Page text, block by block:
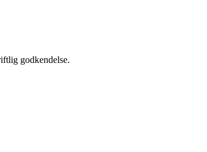
godkendelse.